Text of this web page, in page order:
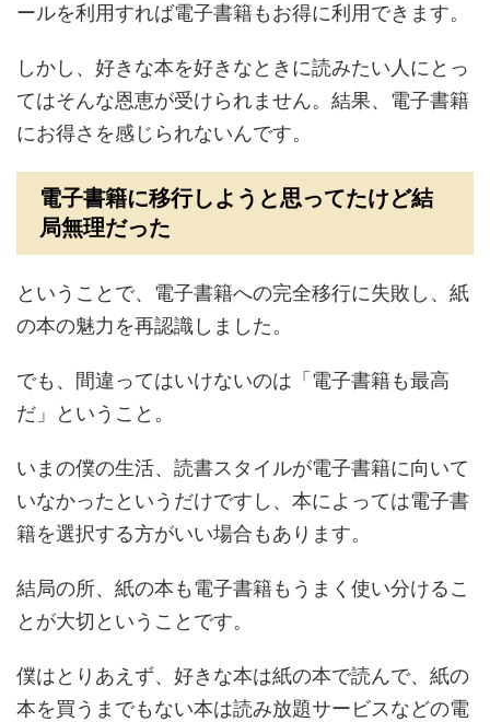
ールを利用すれば電子書籍もお得に利用できます。
しかし、好きな本を好きなときに読みたい人にとっ
てはそんな恩恵が受けられません。結果、電子書籍
にお得さを感じられないんです。
電子書籍に移行しようと思ってたけど結
局無理だった
ということで、電子書籍への完全移行に失敗し、紙
の本の魅力を再認識しました。
でも、間違ってはいけないのは「 電子書籍も最高
だ 」ということ。
いまの僕の生活、読書スタイルが電子書籍に向いて
いなかったというだけですし、本によっては電子書
籍を選択する方がいい場合もあります。
結局の所、 紙の本も電子書籍もうまく使い分けるこ
とが大切 ということです。
僕はとりあえず、好きな本は紙の本で読んで、紙の
本を買うまでもない本は読み放題サービスなどの電